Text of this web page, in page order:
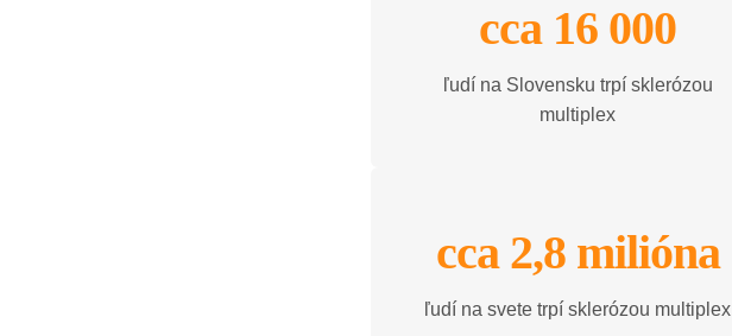
cca 16 000
ľudí na Slovensku trpí sklerózou
multiplex
cca 2,8 milióna
ľudí na svete trpí sklerózou multiplex